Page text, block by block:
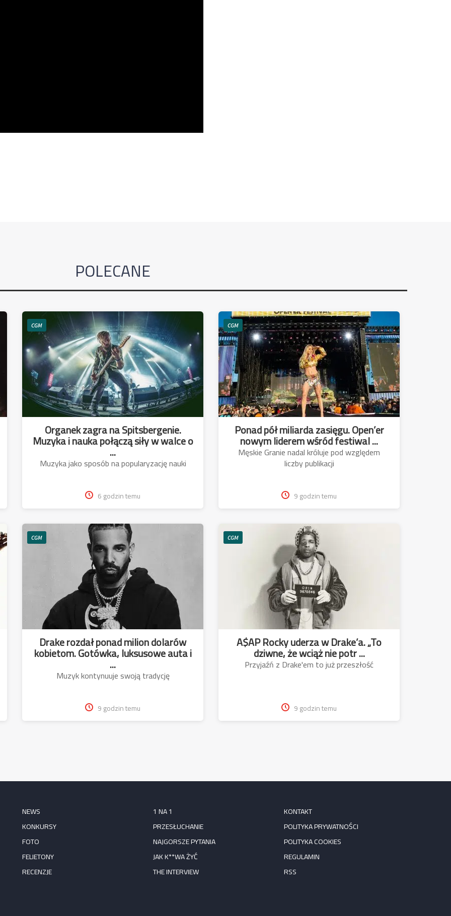
POLECANE
CGM
Organek zagra na Spitsbergenie.
Muzyka i nauka połączą siły w walce o
...
Muzyka jako sposób na popularyzację nauki
6 godzin temu
CGM
Ponad pół miliarda zasięgu. Open’er
nowym liderem wśród festiwal ...
Męskie Granie nadal króluje pod względem
liczby publikacji
9 godzin temu
CGM
Drake rozdał ponad milion dolarów
kobietom. Gotówka, luksusowe auta i
...
Muzyk kontynuuje swoją tradycję
9 godzin temu
CGM
A$AP Rocky uderza w Drake’a. „To
dziwne, że wciąż nie potr ...
Przyjaźń z Drake'em to już przeszłość
9 godzin temu
NEWS
KONKURSY
FOTO
FELIETONY
RECENZJE
1 NA 1
PRZESŁUCHANIE
NAJGORSZE PYTANIA
JAK K**WA ŻYĆ
THE INTERVIEW
KONTAKT
POLITYKA PRYWATNOŚCI
POLITYKA COOKIES
REGULAMIN
RSS